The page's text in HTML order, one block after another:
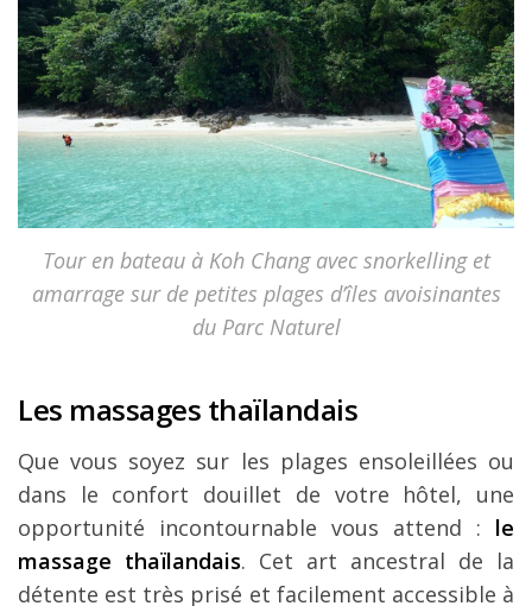
Tour en bateau à Koh Chang avec snorkelling et
amarrage sur de petites plages d’îles avoisinantes
du Parc Naturel
Les massages thaïlandais
Que vous soyez sur les plages ensoleillées ou
dans le confort douillet de votre hôtel, une
opportunité incontournable vous attend : le
massage thaïlandais. Cet art ancestral de la
détente est très prisé et facilement accessible à